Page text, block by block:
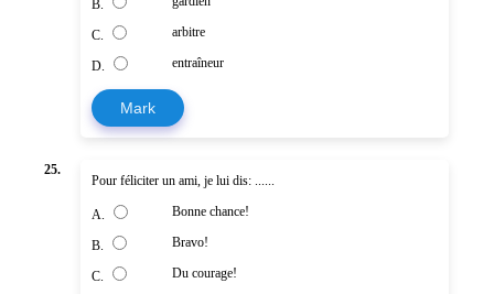
B.
C. arbitre
D. entraîneur
Mark
25.
Pour féliciter un ami, je lui dis: ......
A. Bonne chance!
B. Bravo!
C. Du courage!